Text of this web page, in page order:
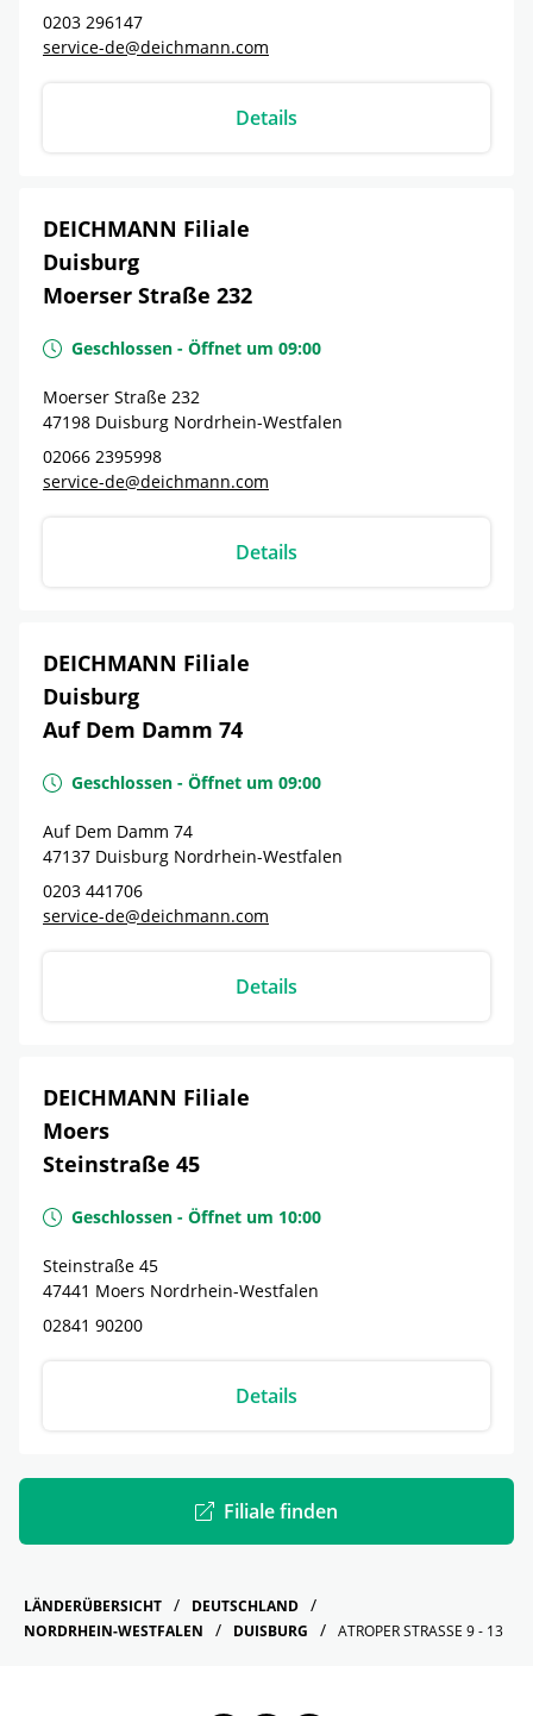
0203 296147
service-de@deichmann.com
Details
DEICHMANN Filiale
Duisburg
Moerser Straße 232
Geschlossen - Öffnet um 09:00
Moerser Straße 232
47198 Duisburg Nordrhein-Westfalen
02066 2395998
service-de@deichmann.com
Details
DEICHMANN Filiale
Duisburg
Auf Dem Damm 74
Geschlossen - Öffnet um 09:00
Auf Dem Damm 74
47137 Duisburg Nordrhein-Westfalen
0203 441706
service-de@deichmann.com
Details
DEICHMANN Filiale
Moers
Steinstraße 45
Geschlossen - Öffnet um 10:00
Steinstraße 45
47441 Moers Nordrhein-Westfalen
02841 90200
Details
Filiale finden
LÄNDERÜBERSICHT
DEUTSCHLAND
NORDRHEIN-WESTFALEN
DUISBURG ATROPER STRASSE 9 - 13